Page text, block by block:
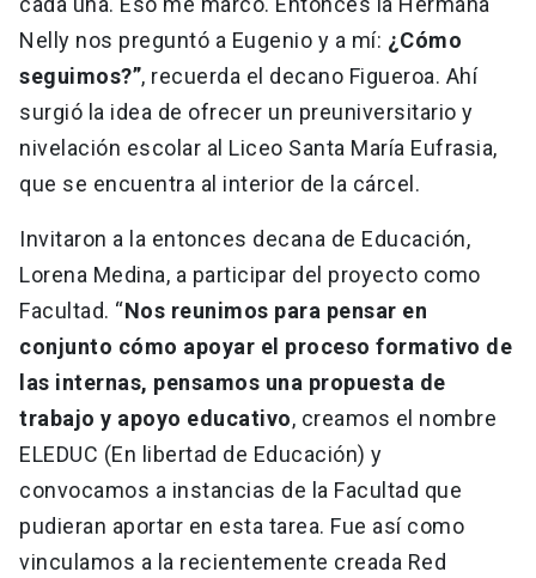
Nelly nos preguntó a Eugenio y a mí: ¿Cómo
seguimos?”, recuerda el decano Figueroa. Ahí
surgió la idea de ofrecer un preuniversitario y
nivelación escolar al Liceo Santa María Eufrasia,
que se encuentra al interior de la cárcel.
Invitaron a la entonces decana de Educación,
Lorena Medina, a participar del proyecto como
Facultad. “Nos reunimos para pensar en
conjunto cómo apoyar el proceso formativo de
las internas, pensamos una propuesta de
trabajo y apoyo educativo, creamos el nombre
ELEDUC (En libertad de Educación) y
convocamos a instancias de la Facultad que
pudieran aportar en esta tarea. Fue así como
vinculamos a la recientemente creada Red